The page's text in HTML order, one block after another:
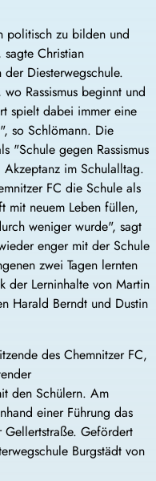
politisch zu bilden und
Christian
Diesterwegschule.
Rassismus beginnt und
spielt dabei immer eine
so Schlömann. Die
"Schule gegen Rassismus
im Schulalltag.
FC die Schule als
mit neuem Leben füllen,
weniger wurde", sagt
enger mit der Schule
zwei Tagen lernten
der Lerninhalte von Martin
Harald Berndt und Dustin
des Chemnitzer FC,
den Schülern. Am
einer Führung das
Gefördert
Burgstädt von